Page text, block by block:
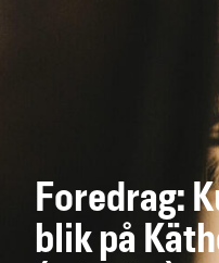
Foredrag:
blik på